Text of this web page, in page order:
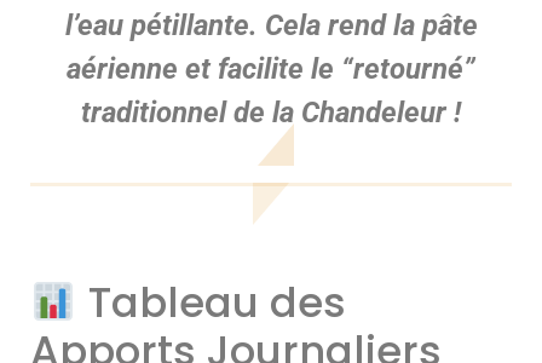
l’eau pétillante. Cela rend la pâte
aérienne et facilite le “retourné”
traditionnel de la Chandeleur !
Tableau des
Apports Journaliers